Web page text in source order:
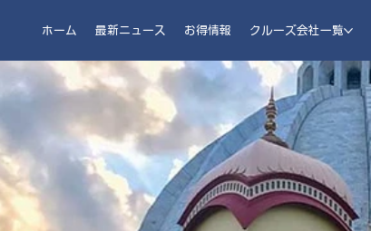
ホーム 最新ニュース お得情報 クルーズ会社一覧